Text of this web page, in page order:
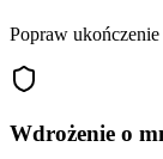
Popraw
Wdrożenie o